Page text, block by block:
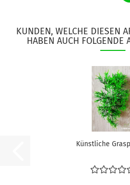
KUNDEN, WELCHE DIESEN
HABEN AUCH FOLGENDE
Künstliche